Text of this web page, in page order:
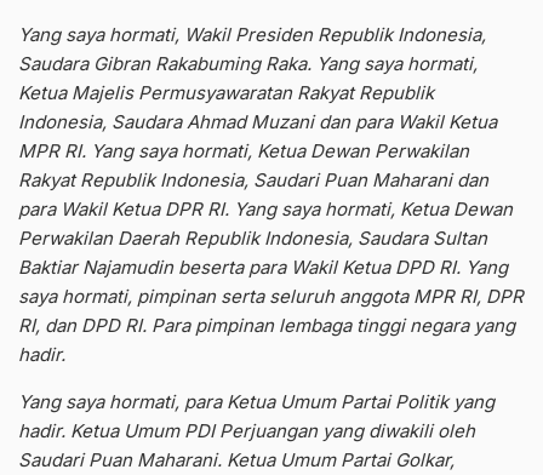
Yang saya hormati, Wakil Presiden Republik Indonesia,
Saudara Gibran Rakabuming Raka. Yang saya hormati,
Ketua Majelis Permusyawaratan Rakyat Republik
Indonesia, Saudara Ahmad Muzani dan para Wakil Ketua
MPR RI. Yang saya hormati, Ketua Dewan Perwakilan
Rakyat Republik Indonesia, Saudari Puan Maharani dan
para Wakil Ketua DPR RI. Yang saya hormati, Ketua Dewan
Perwakilan Daerah Republik Indonesia, Saudara Sultan
Baktiar Najamudin beserta para Wakil Ketua DPD RI. Yang
saya hormati, pimpinan serta seluruh anggota MPR RI, DPR
RI, dan DPD RI. Para pimpinan lembaga tinggi negara yang
hadir.
Yang saya hormati, para Ketua Umum Partai Politik yang
hadir. Ketua Umum PDI Perjuangan yang diwakili oleh
Saudari Puan Maharani. Ketua Umum Partai Golkar,